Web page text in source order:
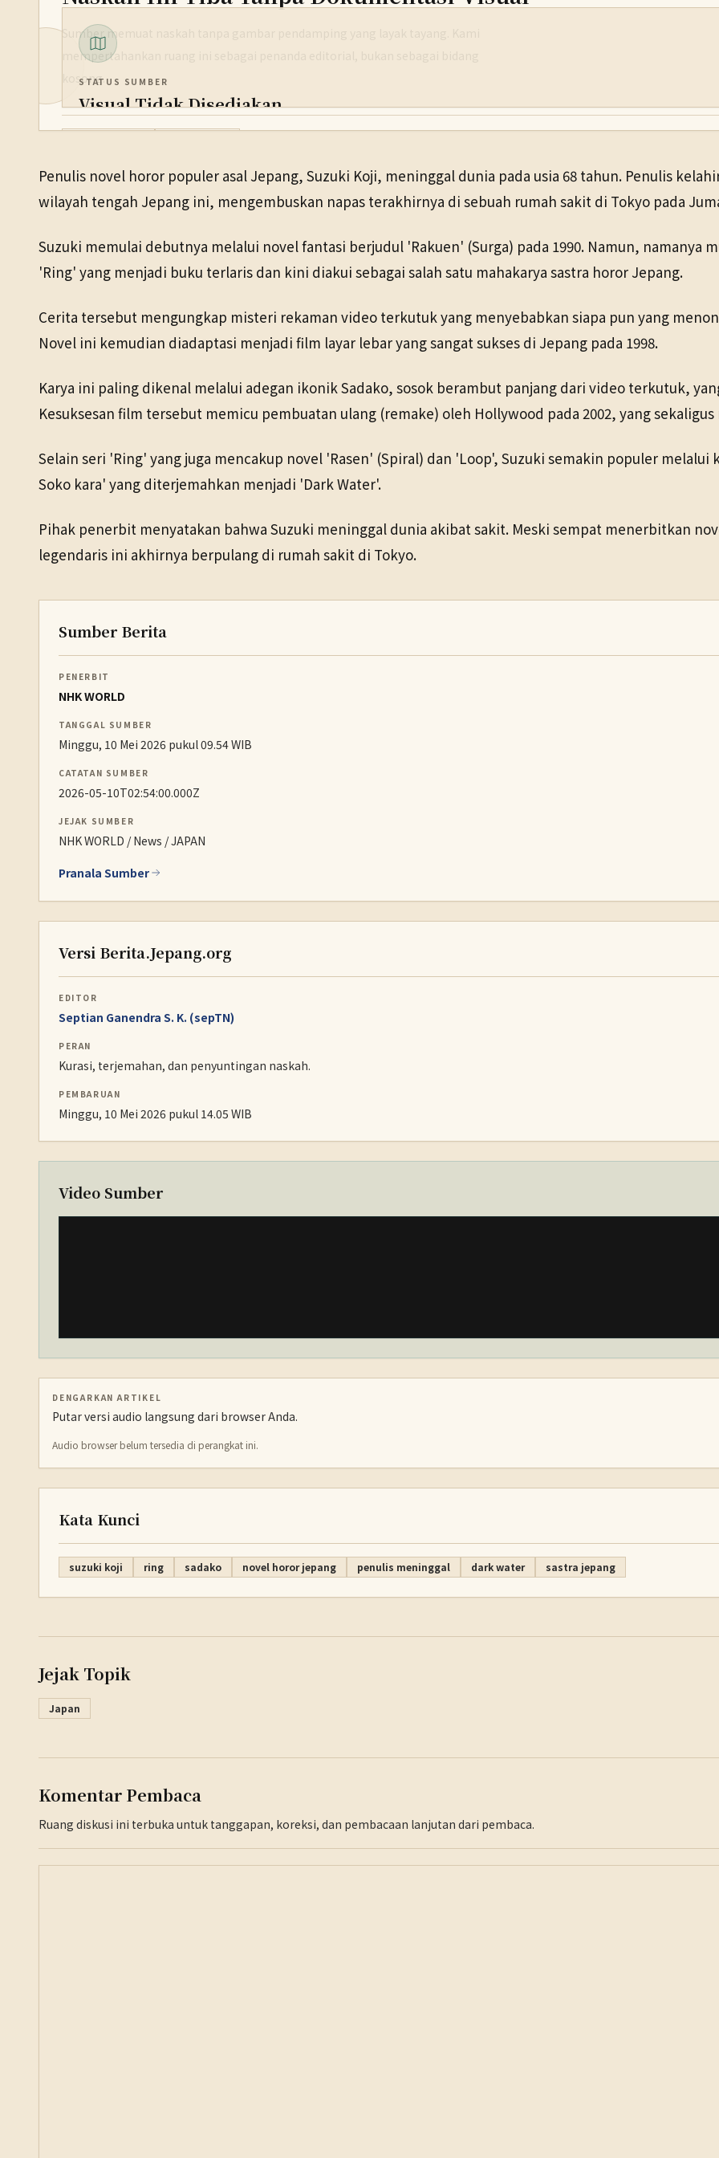
Sumber memuat naskah tanpa gambar pendamping yang layak tayang. Kami
mempertahankan ruang ini sebagai penanda editorial, bukan sebagai bidang
kosong.
STATUS SUMBER
Visual Tidak Disediakan
TANGGAL SUMBER
10 Mei 2026
Penulis novel horor populer asal Jepang, Suzuki Koji, meninggal dunia pada usia 68 tahun. Penulis
wilayah tengah Jepang ini, mengembuskan napas terakhirnya di sebuah rumah sakit di Tokyo pada
Suzuki memulai debutnya melalui novel fantasi berjudul 'Rakuen' (Surga) pada 1990. Namun,
'Ring' yang menjadi buku terlaris dan kini diakui sebagai salah satu mahakarya sastra horor Jepang.
Cerita tersebut mengungkap misteri rekaman video terkutuk yang menyebabkan siapa pun yang
Novel ini kemudian diadaptasi menjadi film layar lebar yang sangat sukses di Jepang pada 1998.
Karya ini paling dikenal melalui adegan ikonik Sadako, sosok berambut panjang dari video terkutuk,
Kesuksesan film tersebut memicu pembuatan ulang (remake) oleh Hollywood pada 2002, yang
Selain seri 'Ring' yang juga mencakup novel 'Rasen' (Spiral) dan 'Loop', Suzuki semakin populer
Soko kara' yang diterjemahkan menjadi 'Dark Water'.
Pihak penerbit menyatakan bahwa Suzuki meninggal dunia akibat sakit. Meski sempat menerbitkan
legendaris ini akhirnya berpulang di rumah sakit di Tokyo.
Sumber Berita
PENERBIT
NHK WORLD
TANGGAL SUMBER
Minggu, 10 Mei 2026 pukul 09.54 WIB
CATATAN SUMBER
2026-05-10T02:54:00.000Z
JEJAK SUMBER
NHK WORLD / News / JAPAN
Pranala Sumber
Versi Berita.Jepang.org
EDITOR
Septian Ganendra S. K. (sepTN)
PERAN
Kurasi, terjemahan, dan penyuntingan naskah.
PEMBARUAN
Minggu, 10 Mei 2026 pukul 14.05 WIB
Video Sumber
DENGARKAN ARTIKEL
Putar versi audio langsung dari browser Anda.
Audio browser belum tersedia di perangkat ini.
Kata Kunci
suzuki koji ring sadako novel horor jepang penulis meninggal dark water sastra jepang
Jejak Topik
Japan
Komentar Pembaca
Ruang diskusi ini terbuka untuk tanggapan, koreksi, dan pembacaan lanjutan dari pembaca.